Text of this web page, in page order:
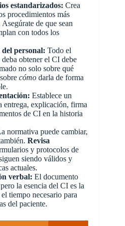
estandarizados: Crea
procedimientos más
de que sean
con todos los
personal: Todo el
obtener el CI debe
no solo sobre qué
cómo darla de forma
Establece un
entrega, explicación, firma
de CI en la historia
normativa puede cambiar,
Revisa
y protocolos de
siendo válidos y
actuales.
verbal: El documento
la esencia del CI es la
tiempo necesario para
del paciente.